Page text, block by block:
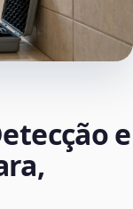
e